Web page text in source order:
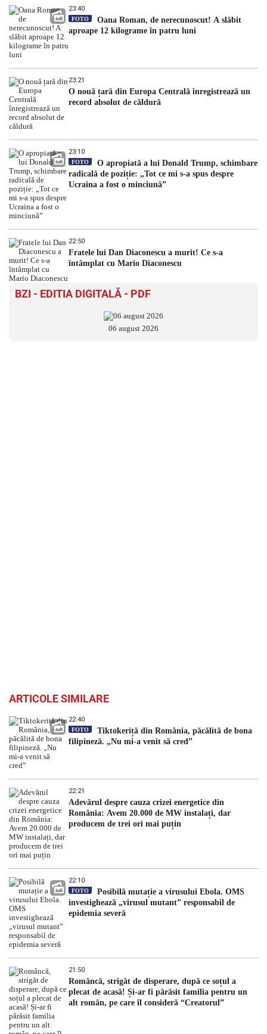
23:40
FOTO
Oana Roman, de nerecunoscut! A slăbit
aproape 12 kilograme în patru luni
23:21
O nouă țară din Europa Centrală înregistrează un
record absolut de căldură
23:10
FOTO
O apropiată a lui Donald Trump, schimbare
radicală de poziție: „Tot ce mi s-a spus despre
Ucraina a fost o minciună”
22:50
Fratele lui Dan Diaconescu a murit! Ce s-a
întâmplat cu Mario Diaconescu
BZI - EDITIA DIGITALĂ - PDF
06 august 2026
ARTICOLE SIMILARE
22:40
FOTO
Tiktokeriță din România, păcălită de bona
filipineză. „Nu mi-a venit să cred”
22:21
Adevărul despre cauza crizei energetice din
România: Avem 20.000 de MW instalați, dar
producem de trei ori mai puțin
22:10
FOTO
Posibilă mutație a virusului Ebola. OMS
investighează „virusul mutant” responsabil de
epidemia severă
21:50
Româncă, strigăt de disperare, după ce soțul a
plecat de acasă! Și-ar fi părăsit familia pentru un
alt român, pe care îl consideră “Creatorul”